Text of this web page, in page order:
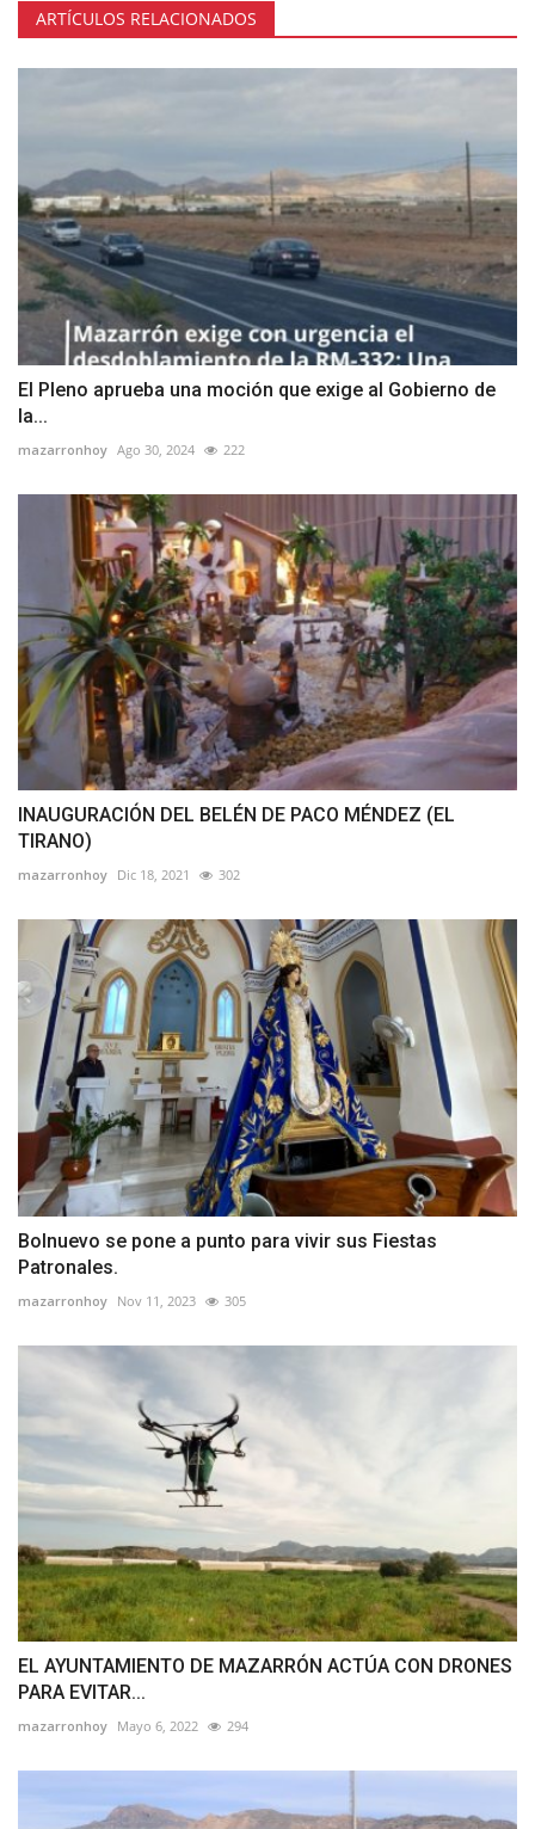
ARTÍCULOS RELACIONADOS
El Pleno aprueba una moción que exige al Gobierno de
la...
mazarronhoy Ago 30, 2024 222
INAUGURACIÓN DEL BELÉN DE PACO MÉNDEZ (EL
TIRANO)
mazarronhoy Dic 18, 2021 302
Bolnuevo se pone a punto para vivir sus Fiestas
Patronales.
mazarronhoy Nov 11, 2023 305
EL AYUNTAMIENTO DE MAZARRÓN ACTÚA CON DRONES
PARA EVITAR...
mazarronhoy Mayo 6, 2022 294